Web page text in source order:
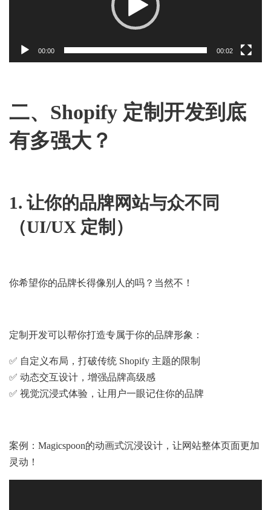
00:00 00:02
二、Shopify 定制开发到底
有多强大？
1. 让你的品牌网站与众不同
（UI/UX 定制）
你希望你的品牌长得像别人的吗？当然不！
定制开发可以帮你打造专属于你的品牌形象：
✅ 自定义布局，打破传统 Shopify 主题的限制
✅ 动态交互设计，增强品牌高级感
✅ 视觉沉浸式体验，让用户一眼记住你的品牌
案例：Magicspoon的动画式沉浸设计，让网站整体页面更加
灵动！